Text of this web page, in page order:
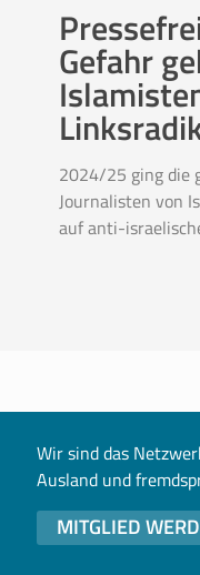
Gefahr
2024/25 ging die
Journalisten von
auf anti-
Wir sind das
Ausland und
MITGLIED